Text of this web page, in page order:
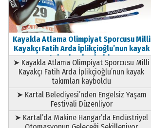
Kayakla Atlama Olimpiyat Sporcusu Milli
Kayakçı Fatih Arda İplikçioğlu’nun kayak
takımları kayboldu
➤ Kayakla Atlama Olimpiyat Sporcusu Milli
Kayakçı Fatih Arda İplikçioğlu’nun kayak
takımları kayboldu
➤ Kartal Belediyesi’nden Engelsiz Yaşam
Festivali Düzenliyor
➤ Kartal’da Makine Hangar’da Endüstriyel